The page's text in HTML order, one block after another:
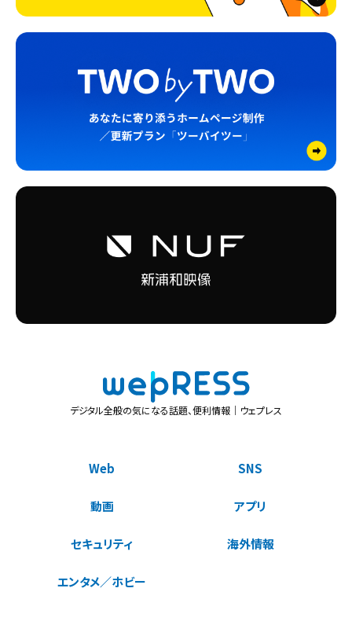
デジタル全般の気になる話題、便利情報｜ウェプレス
Web SNS
動画 アプリ
セキュリティ 海外情報
エンタメ／ホビー